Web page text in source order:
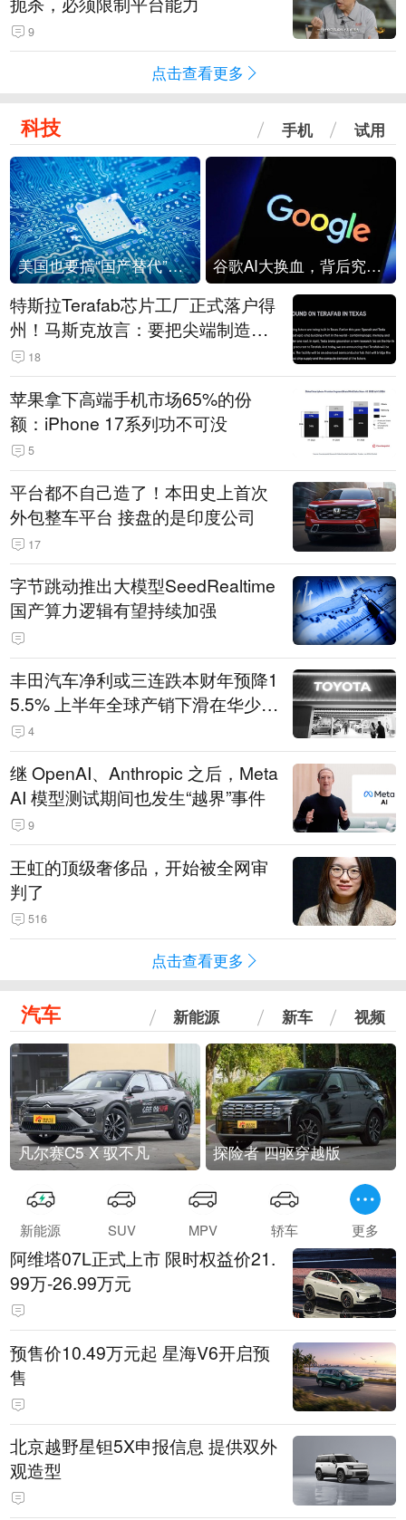
9
点击查看更多
科技 手机 试用
美国也要搞“国产替代”？先算清三笔账 谷歌AI大换血，背后究竟发生了什么？
特斯拉Terafab芯片工厂正式落户得
州！马斯克放言：要把尖端制造带
回美国
18
苹果拿下高端手机市场65%的份
额：iPhone 17系列功不可没
5
平台都不自己造了！本田史上首次
外包整车平台 接盘的是印度公司
17
字节跳动推出大模型SeedRealtime
国产算力逻辑有望持续加强
丰田汽车净利或三连跌本财年预降1
5.5% 上半年全球产销下滑在华少卖
14.3万辆
4
继 OpenAI、Anthropic 之后，Meta
AI 模型测试期间也发生“越界”事件
9
王虹的顶级奢侈品，开始被全网审
判了
516
点击查看更多
汽车 新能源 新车 视频
凡尔赛C5 X 驭不凡 探险者 四驱穿越版
新能源 SUV MPV 轿车 更多
阿维塔07L正式上市 限时权益价21.
99万-26.99万元
预售价10.49万元起 星海V6开启预
售
北京越野星钽5X申报信息 提供双外
观造型